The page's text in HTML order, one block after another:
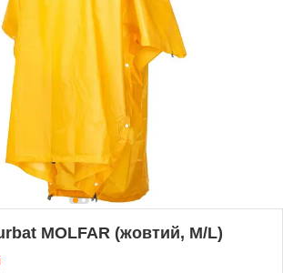
MOLFAR (жовтий, M/L)